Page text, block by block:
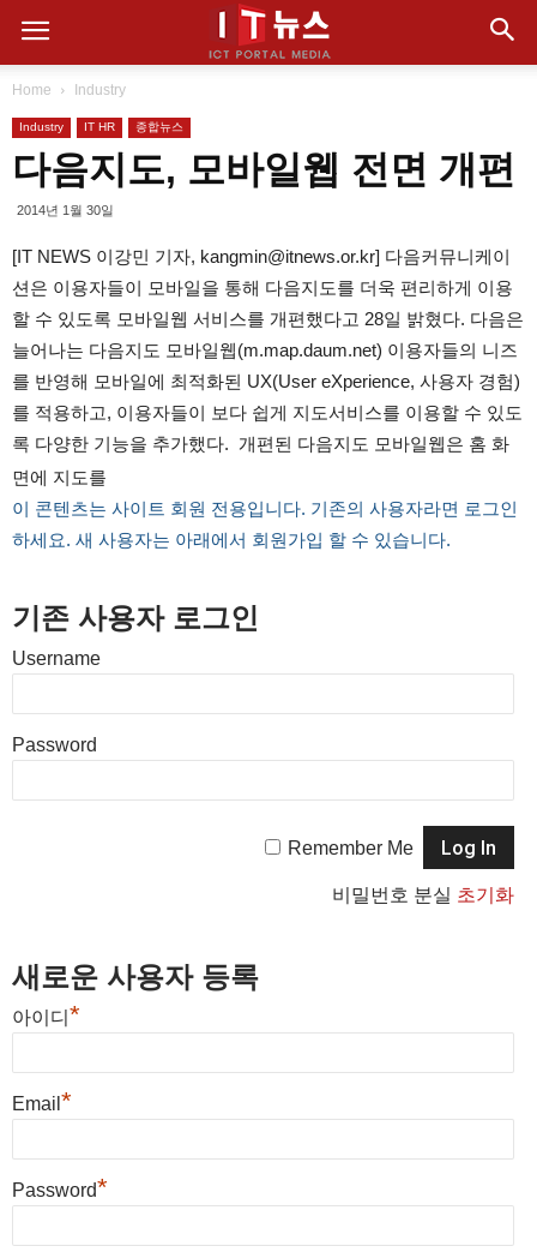
Home Industry
Industry IT HR 종합뉴스
다음지도, 모바일웹 전면 개편
2014년 1월 30일
[IT NEWS 이강민 기자, kangmin@itnews.or.kr] 다음커뮤니케이
션은 이용자들이 모바일을 통해 다음지도를 더욱 편리하게 이용
할 수 있도록 모바일웹 서비스를 개편했다고 28일 밝혔다. 다음은
늘어나는 다음지도 모바일웹(m.map.daum.net) 이용자들의 니즈
를 반영해 모바일에 최적화된 UX(User eXperience, 사용자 경험)
를 적용하고, 이용자들이 보다 쉽게 지도서비스를 이용할 수 있도
록 다양한 기능을 추가했다. 개편된 다음지도 모바일웹은 홈 화
면에 지도를
이 콘텐츠는 사이트 회원 전용입니다. 기존의 사용자라면 로그인
하세요. 새 사용자는 아래에서 회원가입 할 수 있습니다.
기존 사용자 로그인
Username
Password
Remember Me
비밀번호 분실 초기화
새로운 사용자 등록
아이디 *
Email *
Password*